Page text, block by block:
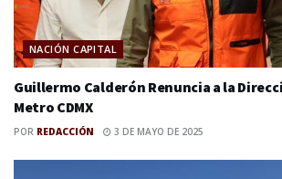
NACIÓN CAPITAL
Guillermo Calderón Renuncia a la
Metro CDMX
POR REDACCIÓN 3 DE MAYO DE 2025